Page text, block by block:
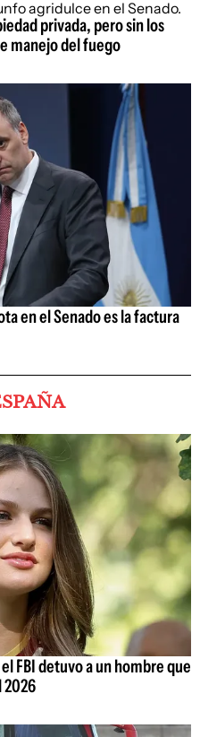
privada, pero sin los
manejo del fuego
en el Senado es la factura
FBI detuvo a un hombre que
2026